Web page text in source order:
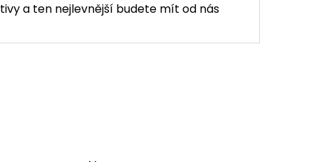
a ten nejlevnější budete mít od nás